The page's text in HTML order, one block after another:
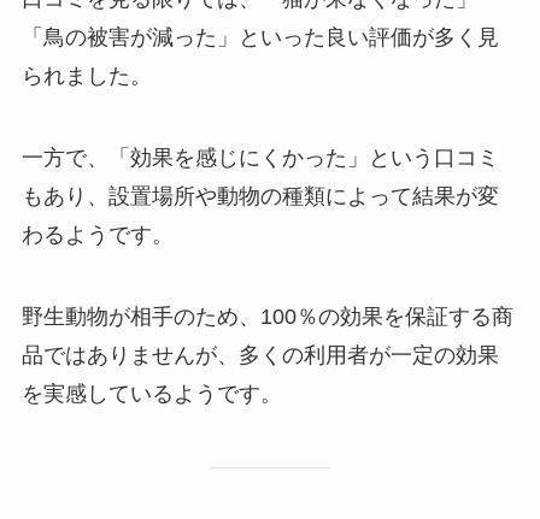
「鳥の被害が減った」といった良い評価が多く見
られました。
一方で、「効果を感じにくかった」という口コミ
もあり、設置場所や動物の種類によって結果が変
わるようです。
野生動物が相手のため、100％の効果を保証する商
品ではありませんが、多くの利用者が一定の効果
を実感しているようです。